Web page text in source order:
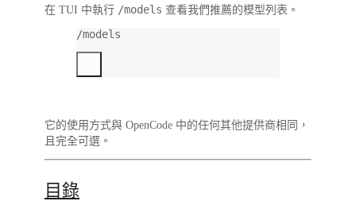
在 TUI 中執行 /models 查看我們推薦的模型列表。
/models
它的使用方式與 OpenCode 中的任何其他提供商相同，
且完全可選。
目錄